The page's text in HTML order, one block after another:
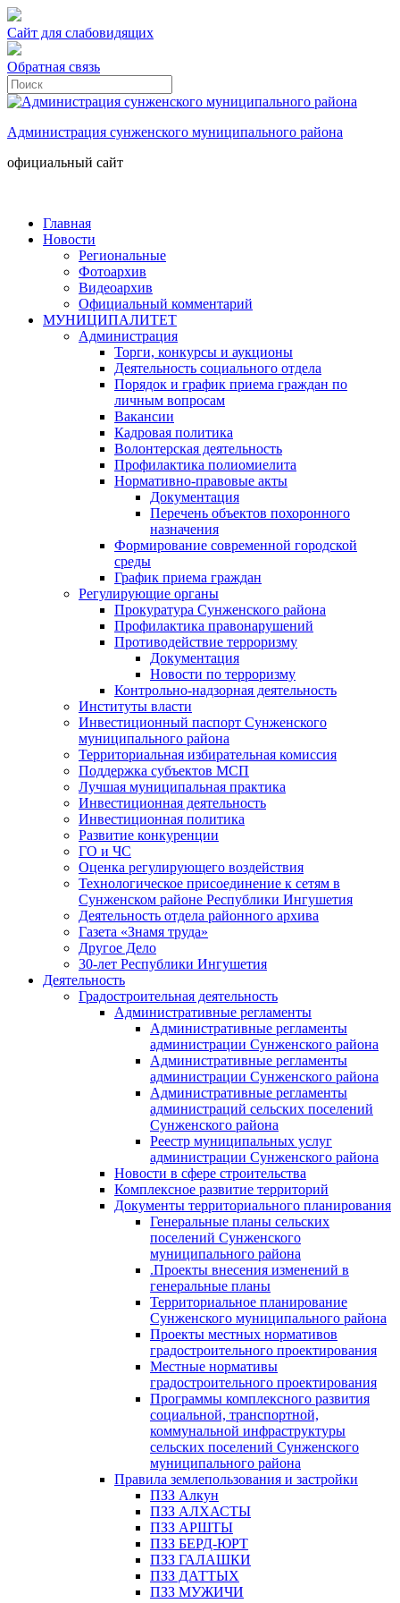
Сайт для слабовидящих
Обратная связь
Администрация сунженского муниципального района
официальный сайт
Главная
Новости
Региональные
Фотоархив
Видеоархив
Официальный комментарий
МУНИЦИПАЛИТЕТ
Администрация
Торги, конкурсы и аукционы
Деятельность социального отдела
Порядок и график приема граждан по
личным вопросам
Вакансии
Кадровая политика
Волонтерская деятельность
Профилактика полиомиелита
Нормативно-правовые акты
Документация
Перечень объектов похоронного
назначения
Формирование современной городской
среды
График приема граждан
Регулирующие органы
Прокуратура Сунженского района
Профилактика правонарушений
Противодействие терроризму
Документация
Новости по терроризму
Контрольно-надзорная деятельность
Институты власти
Инвестиционный паспорт Сунженского
муниципального района
Территориальная избирательная комиссия
Поддержка субъектов МСП
Лучшая муниципальная практика
Инвестиционная деятельность
Инвестиционная политика
Развитие конкуренции
ГО и ЧС
Оценка регулирующего воздействия
Технологическое присоединение к сетям в
Сунженском районе Республики Ингушетия
Деятельность отдела районного архива
Газета «Знамя труда»
Другое Дело
30-лет Республики Ингушетия
Деятельность
Градостроительная деятельность
Административные регламенты
Административные регламенты
администрации Сунженского района
Административные регламенты
администрации Сунженского района
Административные регламенты
администраций сельских поселений
Сунженского района
Реестр муниципальных услуг
администрации Сунженского района
Новости в сфере строительства
Комплексное развитие территорий
Документы территориального планирования
Генеральные планы сельских
поселений Сунженского
муниципального района
.Проекты внесения изменений в
генеральные планы
Территориальное планирование
Сунженского муниципального района
Проекты местных нормативов
градостроительного проектирования
Местные нормативы
градостроительного проектирования
Программы комплексного развития
социальной, транспортной,
коммунальной инфраструктуры
сельских поселений Сунженского
муниципального района
Правила землепользования и застройки
ПЗЗ Алкун
ПЗЗ АЛХАСТЫ
ПЗЗ АРШТЫ
ПЗЗ БЕРД-ЮРТ
ПЗЗ ГАЛАШКИ
ПЗЗ ДАТТЫХ
ПЗЗ МУЖИЧИ